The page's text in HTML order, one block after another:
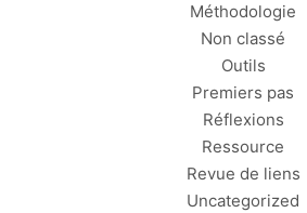
Méthodologie
Non classé
Outils
Premiers pas
Réflexions
Ressource
Revue de liens
Uncategorized